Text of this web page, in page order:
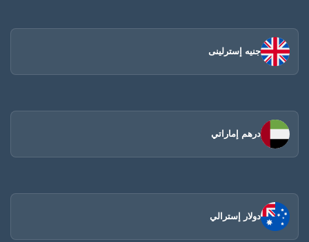
جنيه إسترلينى
درهم إماراتي
دولار إسترالي